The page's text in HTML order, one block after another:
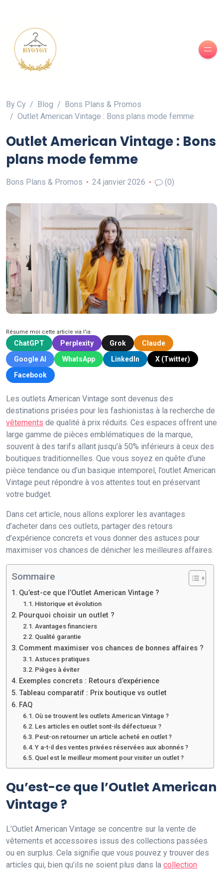
By Cy Blog
Bons Plans & Promos
Outlet American Vintage : Bons plans mode femme
Outlet American Vintage : Bons
plans mode femme
Bons Plans & Promos 24 janvier 2026 (0)
Résume moi cette article via l'ia
ChatGPT Perplexity Grok
Claude
Google AI
WhatsApp LinkedIn
X (Twitter)
Facebook
Les outlets American Vintage sont devenus des
destinations prisées pour les fashionistas à la recherche de
vêtements de qualité à prix réduits. Ces espaces offrent une
large gamme de pièces emblématiques de la marque,
souvent à des tarifs allant jusqu’à 50% inférieurs à ceux des
boutiques traditionnelles. Que vous soyez en quête d’une
pièce tendance ou d’un basique intemporel, l’outlet American
Vintage peut répondre à vos attentes tout en préservant
votre budget.
Dans cet article, nous allons explorer les avantages
d’acheter dans ces outlets, partager des retours
d’expérience concrets et vous donner des astuces pour
maximiser vos chances de dénicher les meilleures affaires.
Sommaire
Qu’est-ce que l’Outlet American Vintage ?
Historique et évolution
Pourquoi choisir un outlet ?
Avantages financiers
Qualité garantie
Comment maximiser vos chances de bonnes affaires ?
Astuces pratiques
Pièges à éviter
Exemples concrets : Retours d’expérience
Tableau comparatif : Prix boutique vs outlet
FAQ
Où se trouvent les outlets American Vintage ?
Les articles en outlet sont-ils défectueux ?
Peut-on retourner un article acheté en outlet ?
Y a-t-il des ventes privées réservées aux abonnés ?
Quel est le meilleur moment pour visiter un outlet ?
Qu’est-ce que l’Outlet American
Vintage ?
L’Outlet American Vintage se concentre sur la vente de
vêtements et accessoires issus des collections passées
ou en surplus. Cela signifie que vous pouvez y trouver des
articles qui, bien qu’ils ne soient plus dans la collection